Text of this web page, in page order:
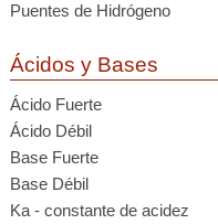
Puentes de Hidrógeno
Ácidos y Bases
Ácido Fuerte
Ácido Débil
Base Fuerte
Base Débil
Ka - constante de acidez